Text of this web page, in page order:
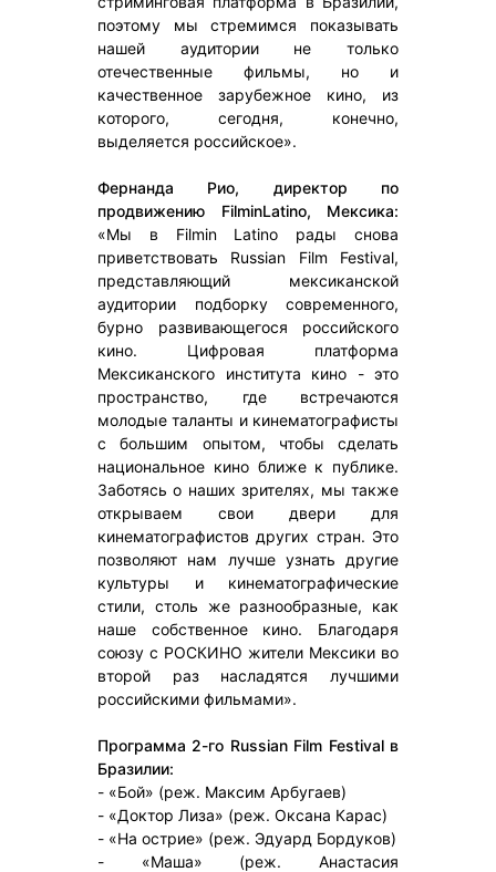
поэтому мы стремимся показывать
нашей аудитории не только
отечественные фильмы, но и
качественное зарубежное кино, из
которого, сегодня, конечно,
выделяется российское».
Фернанда Рио, директор по
продвижению FilminLatino, Мексика:
«Мы в Filmin Latino рады снова
приветствовать Russian Film Festival,
представляющий мексиканской
аудитории подборку современного,
бурно развивающегося российского
кино. Цифровая платформа
Мексиканского института кино - это
пространство, где встречаются
молодые таланты и кинематографисты
с большим опытом, чтобы сделать
национальное кино ближе к публике.
Заботясь о наших зрителях, мы также
открываем свои двери для
кинематографистов других стран. Это
позволяют нам лучше узнать другие
культуры и кинематографические
стили, столь же разнообразные, как
наше собственное кино. Благодаря
союзу с РОСКИНО жители Мексики во
второй раз насладятся лучшими
российскими фильмами».
Программа 2-го Russian Film Festival в
Бразилии:
- «Бой» (реж. Максим Арбугаев)
- «Доктор Лиза» (реж. Оксана Карас)
- «На острие» (реж. Эдуард Бордуков)
- «Маша» (реж. Анастасия